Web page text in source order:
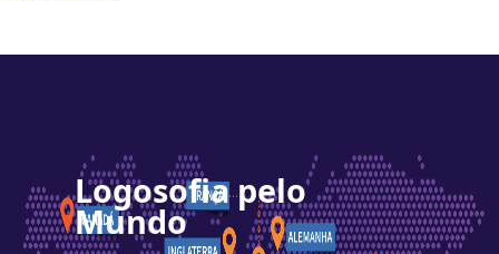
Logosofia pelo
Mundo